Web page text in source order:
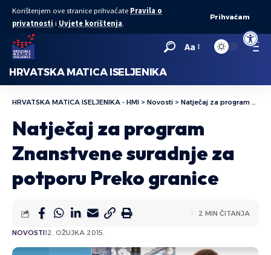
Open
Korištenjem ove stranice prihvaćate Pravila o
privatnosti i Uvjete korištenja.
Prihvaćam
Aa
HRVATSKA MATICA ISELJENIKA
HRVATSKA MATICA ISELJENIKA - HMI > Novosti > Natječaj za program Znanstvene suradnje za potporu Preko granice
Natječaj za program
Znanstvene suradnje za
potporu Preko granice
NOVOSTI12. OŽUJKA 2015.
2 MIN ČITANJA